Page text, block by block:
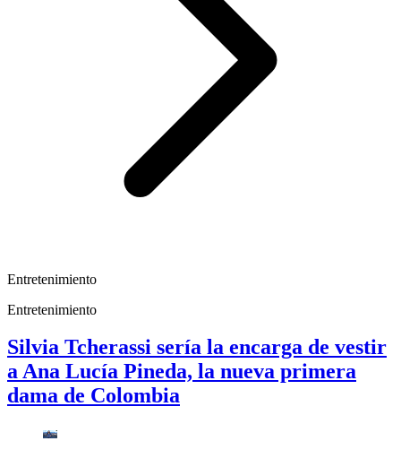
Entretenimiento
Entretenimiento
Silvia Tcherassi sería la encarga de vestir
a Ana Lucía Pineda, la nueva primera
dama de Colombia